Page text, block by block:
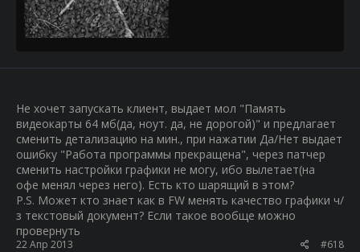
Не хочет запускать клиент, выдает мол "Память
видеокарты 64 мб(да, ноут. да, не дорогой)" и предлагает
сменить детализацию на мин., при нажатии Да/Нет выдает
ошибку "Работа программы прекращена", через патчер
сменить настройки графики не могу, ибо вылетает(на
офе менял через него). Есть кто шарящий в этом?
P.S. Может кто знает как в FW менять качество графики ч/
з текстовый документ? Если такое вообще можно
провернуть
22 Апр 2013 #618